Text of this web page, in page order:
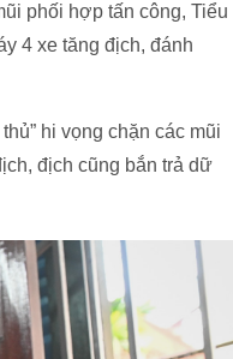
phối hợp tấn công, Tiểu
4 xe tăng địch, đánh
hi vọng chặn các mũi
địch cũng bắn trả dữ